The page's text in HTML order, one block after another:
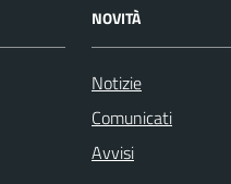
NOVITÀ
Notizie
Comunicati
Avvisi